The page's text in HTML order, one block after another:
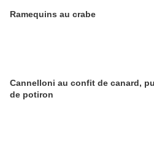
Ramequins au crabe
Cannelloni au confit de canard,
de potiron